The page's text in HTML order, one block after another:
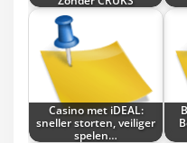
Casino met iDEAL:
sneller storten, veiliger
spelen…